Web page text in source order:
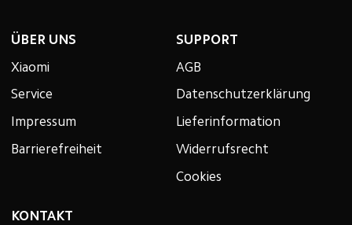
ÜBER UNS
Xiaomi
Service
Impressum
Barrierefreiheit
SUPPORT
AGB
Datenschutzerklärung
Lieferinformation
Widerrufsrecht
Cookies
KONTAKT